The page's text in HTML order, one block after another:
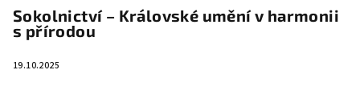
Sokolnictví – Královské umění v harmonii
s přírodou
19.10.2025